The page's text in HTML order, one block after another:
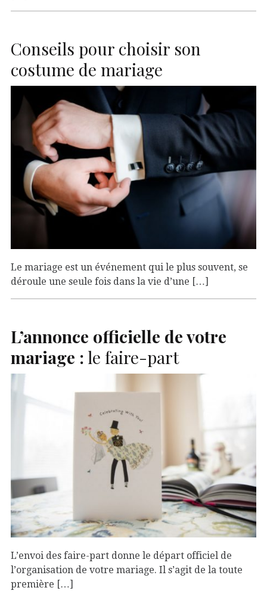
Conseils pour choisir son
costume de mariage
Le mariage est un événement qui le plus souvent, se
déroule une seule fois dans la vie d’une […]
L’annonce officielle de votre
mariage : le faire-part
L’envoi des faire-part donne le départ officiel de
l’organisation de votre mariage. Il s’agit de la toute
première […]